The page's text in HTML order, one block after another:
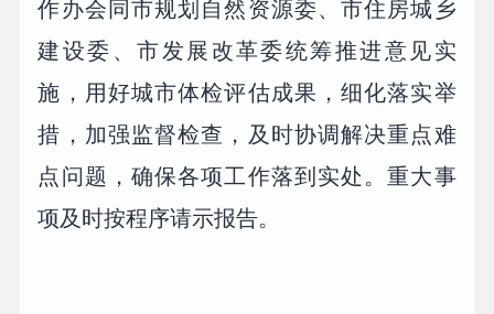
作办会同市规划自然资源委、市住房城乡
建设委、市发展改革委统筹推进意见实
施，用好城市体检评估成果，细化落实举
措，加强监督检查，及时协调解决重点难
点问题，确保各项工作落到实处。重大事
项及时按程序请示报告。